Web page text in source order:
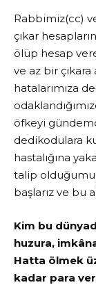
Rabbimiz(cc)
çıkar
ölüp hesap
ve az bir
hatalarımıza
öfkeyi
dedikodulara
hastalığına
talip
başlarız ve bu
Kim bu
huzura,
Hatta ölmek
kadar para